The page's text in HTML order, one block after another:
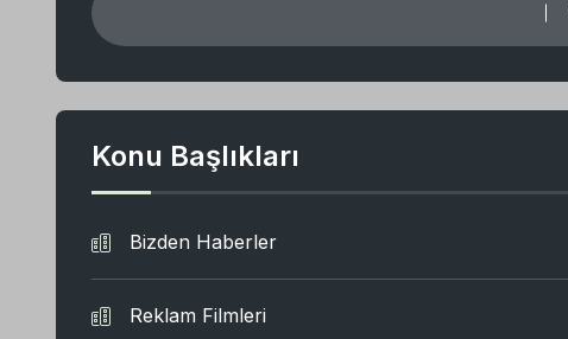
Konu Başlıkları
Bizden Haberler
Reklam Filmleri